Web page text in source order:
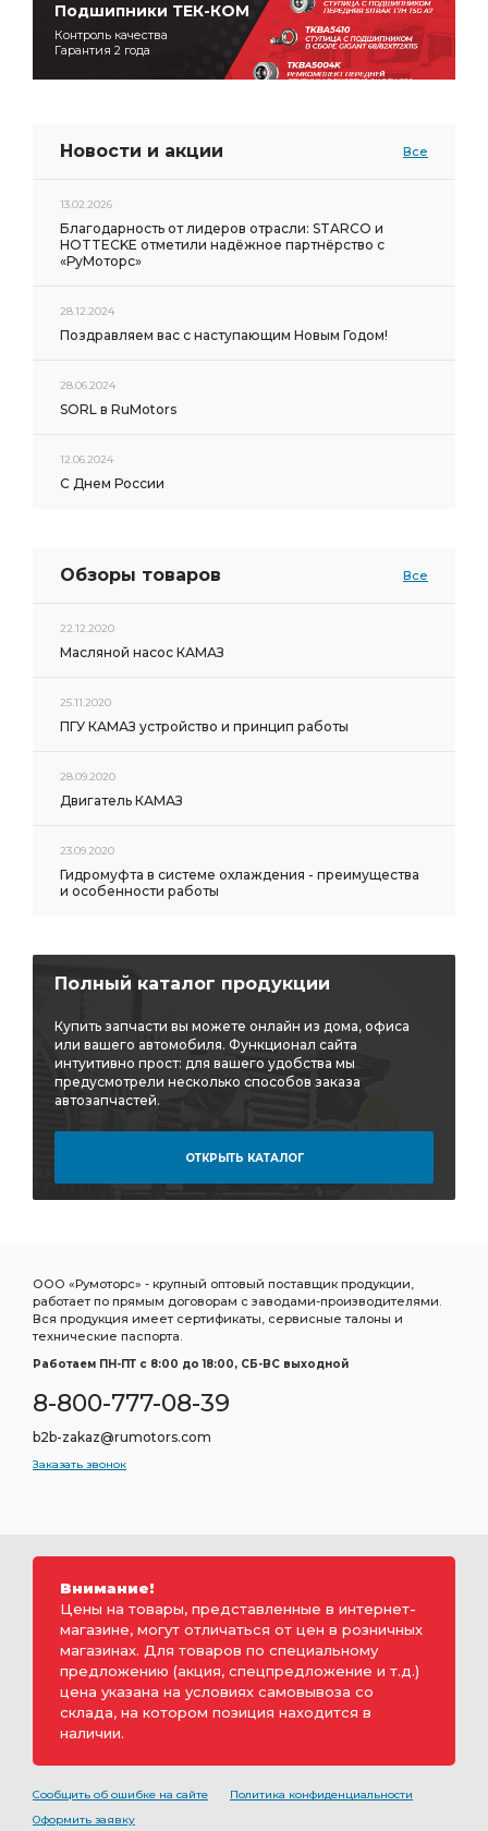
Подшипники ТЕК-КОМ
Контроль качества
Гарантия 2 года
Новости и акции Все
13.02.2026
Благодарность от лидеров отрасли: STARCO и
HOTTECKE отметили надёжное партнёрство с
«РуМоторс»
28.12.2024
Поздравляем вас с наступающим Новым Годом!
28.06.2024
SORL в RuMotors
12.06.2024
С Днем России
Обзоры товаров Все
22.12.2020
Масляной насос КАМАЗ
25.11.2020
ПГУ КАМАЗ устройство и принцип работы
28.09.2020
Двигатель КАМАЗ
23.09.2020
Гидромуфта в системе охлаждения - преимущества
и особенности работы
Полный каталог продукции
Купить запчасти вы можете онлайн из дома, офиса
или вашего автомобиля. Функционал сайта
интуитивно прост: для вашего удобства мы
предусмотрели несколько способов заказа
автозапчастей.
ОТКРЫТЬ КАТАЛОГ
ООО «Румоторс» - крупный оптовый поставщик продукции,
работает по прямым договорам с заводами-производителями.
Вся продукция имеет сертификаты, сервисные талоны и
технические паспорта.
Работаем ПН-ПТ c 8:00 до 18:00, СБ-ВС выходной
8-800-777-08-39
b2b-zakaz@rumotors.com
Заказать звонок
Внимание!
Цены на товары, представленные в интернет-
магазине, могут отличаться от цен в розничных
магазинах. Для товаров по специальному
предложению (акция, спецпредложение и т.д.)
цена указана на условиях самовывоза со
склада, на котором позиция находится в
наличии.
Сообщить об ошибке на сайте
Политика конфиденциальности
Оформить заявку